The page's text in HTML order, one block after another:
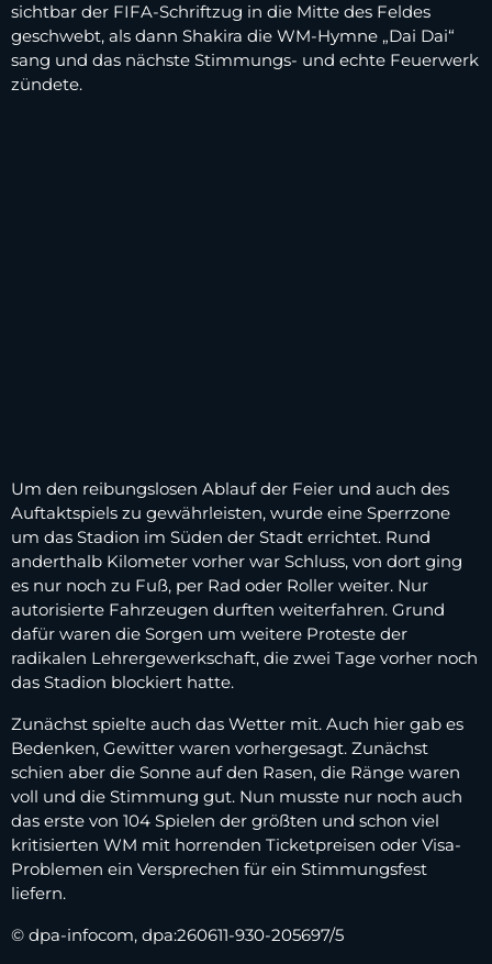
sichtbar der FIFA-Schriftzug in die Mitte des Feldes
geschwebt, als dann Shakira die WM-Hymne „Dai Dai“
sang und das nächste Stimmungs- und echte Feuerwerk
zündete.
Um den reibungslosen Ablauf der Feier und auch des
Auftaktspiels zu gewährleisten, wurde eine Sperrzone
um das Stadion im Süden der Stadt errichtet. Rund
anderthalb Kilometer vorher war Schluss, von dort ging
es nur noch zu Fuß, per Rad oder Roller weiter. Nur
autorisierte Fahrzeugen durften weiterfahren. Grund
dafür waren die Sorgen um weitere Proteste der
radikalen Lehrergewerkschaft, die zwei Tage vorher noch
das Stadion blockiert hatte.
Zunächst spielte auch das Wetter mit. Auch hier gab es
Bedenken, Gewitter waren vorhergesagt. Zunächst
schien aber die Sonne auf den Rasen, die Ränge waren
voll und die Stimmung gut. Nun musste nur noch auch
das erste von 104 Spielen der größten und schon viel
kritisierten WM mit horrenden Ticketpreisen oder Visa-
Problemen ein Versprechen für ein Stimmungsfest
liefern.
© dpa-infocom, dpa:260611-930-205697/5